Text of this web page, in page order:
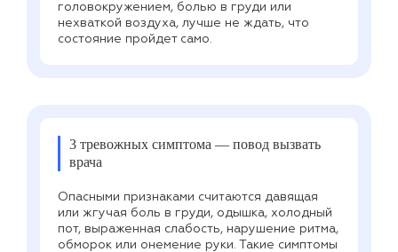
головокружением, болью в груди или
нехваткой воздуха, лучше не ждать, что
состояние пройдет само.
3 тревожных симптома — повод вызвать
врача
Опасными признаками считаются давящая
или жгучая боль в груди, одышка, холодный
пот, выраженная слабость, нарушение ритма,
обморок или онемение руки. Такие симптомы